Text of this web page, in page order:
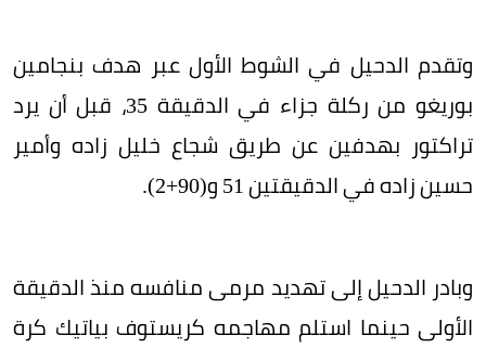
وتقدم الدحيل في الشوط الأول عبر هدف بنجامين
بوريغو من ركلة جزاء في الدقيقة 35، قبل أن يرد
تراكتور بهدفين عن طريق شجاع خليل زاده وأمير
حسين زاده في الدقيقتين 51 و(90+2).
وبادر الدحيل إلى تهديد مرمى منافسه منذ الدقيقة
الأولى حينما استلم مهاجمه كريستوف بياتيك كرة